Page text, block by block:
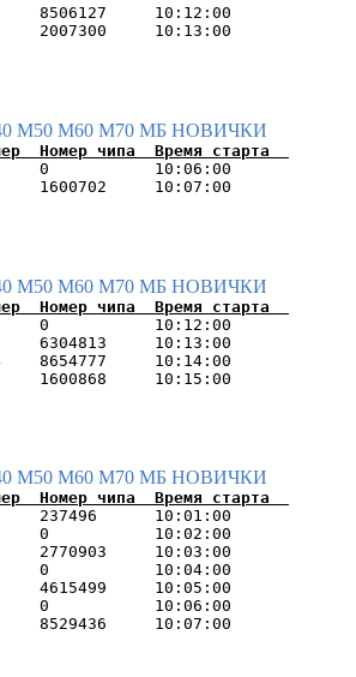
8506127     10:12:00
М50 М60 М70 МБ НОВИЧКИ
0           10:06:00
М50 М60 М70 МБ НОВИЧКИ
0           10:12:00
6304813     10:13:00
8654777     10:14:00
М50 М60 М70 МБ НОВИЧКИ
1      237496      10:01:00
0           10:02:00
2770903     10:03:00
4      0           10:04:00
4615499     10:05:00
6      0           10:06:00